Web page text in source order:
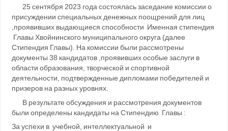
25 сентября 2023 года состоялась заседание комиссии о
присуждении специальных денежных поощрений для лиц
,проявивших выдающиеся способности Именная стипендия
Главы Хвойнинского муниципального округа (далее
Стипендия Главы). На комиссии были рассмотрены
документы 38 кандидатов ,проявивших особые заслуги в
области образования, творческой и спортивной
деятельности, подтвержденные дипломами победителей и
призеров на разных уровнях.
В результате обсуждения и рассмотрения документов
были определены кандидаты на Стипендию Главы :
За успехи в учебной, интеллектуальной и